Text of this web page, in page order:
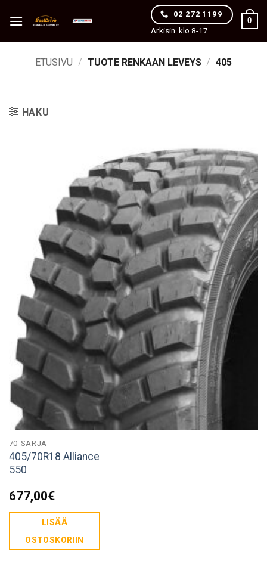
02 272 1199
Arkisin. klo 8-17
0
ETUSIVU / TUOTE RENKAAN LEVEYS / 405
HAKU
70-SARJA
405/70R18 Alliance
550
677,00€
LISÄÄ
OSTOSKORIIN